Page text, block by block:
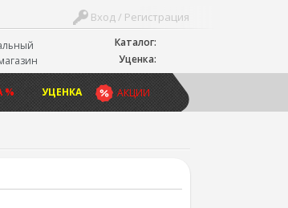
Каталог:
Уценка:
Вход / Регистрация
АКЦИИ
% УЦЕНКА